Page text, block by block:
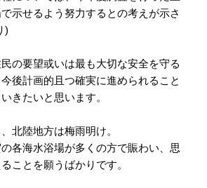
示せるよう努力するとの考えが示さ
)
民の要望或いは最も大切な安全を守る
後計画的且つ確実に進められること
きたいと思います。
北陸地方は梅雨明け。
各海水浴場が多くの方で賑わい、思
ことを願うばかりです。